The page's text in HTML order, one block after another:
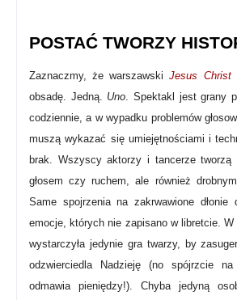
POSTAĆ TWORZY
Zaznaczmy, że warszawskiJesus Christ
obsadę. Jedną. Uno. Spektakl jest grany
codziennie, a w wypadku problemów
muszą wykazać się umiejętnościami i
brak. Wszyscy aktorzy i tancerze
głosem czy ruchem, ale również
Same spojrzenia na zakrwawione dłonie
emocje, których nie zapisano w libretcie. W
wystarczyła jedynie gra twarzy, by
odzwierciedla Nadzieję (no spójrzcie
odmawia pieniędzy!). Chyba jedyną